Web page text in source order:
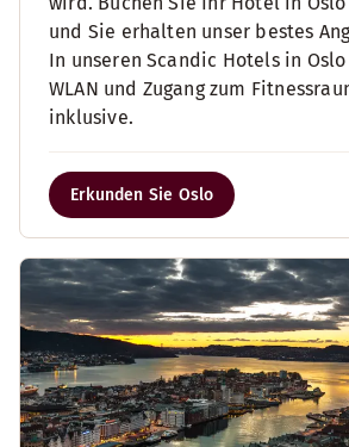
und Sie erhalten unser bestes
In unseren Scandic Hotels in
WLAN und Zugang zum
inklusive.
Erkunden Sie Oslo